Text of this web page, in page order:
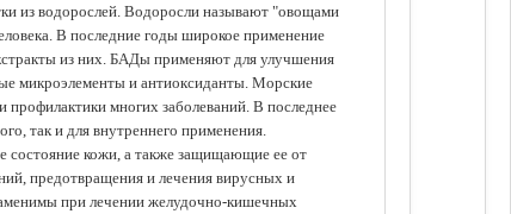
из водорослей. Водоросли называют "овощами
В последние годы широкое применение
из них. БАДы применяют для улучшения
микроэлементы и антиоксиданты. Морские
профилактики многих заболеваний. В последнее
так и для внутреннего применения.
состояние кожи, а также защищающие ее от
предотвращения и лечения вирусных и
при лечении желудочно-кишечных